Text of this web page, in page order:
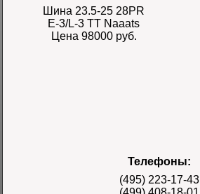
Шина 23.5-25 28PR
E-3/L-3 TT Naaats
Цена 98000 руб.
E-3/L-3 TT Naaats
Цена 48000 руб.
Телефоны:
(495) 223-17-43